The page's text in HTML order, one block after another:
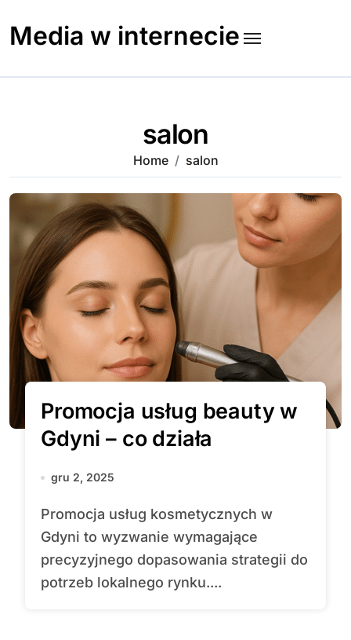
content
Media w internecie
salon
Home salon
Promocja usług beauty w
Gdyni – co działa
gru 2, 2025
Promocja usług kosmetycznych w
Gdyni to wyzwanie wymagające
precyzyjnego dopasowania strategii do
potrzeb lokalnego rynku....